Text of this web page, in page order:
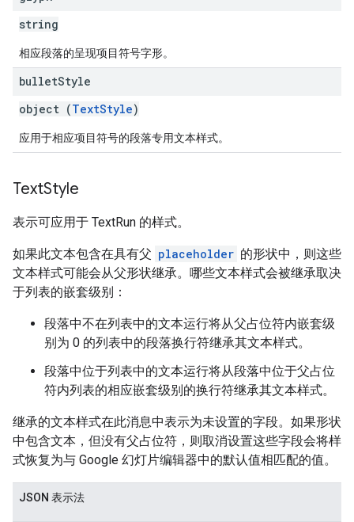
string
相应段落的呈现项目符号字形。
bulletStyle
object (TextStyle)
应用于相应项目符号的段落专用文本样式。
TextStyle
表示可应用于 TextRun 的样式。
如果此文本包含在具有父 placeholder 的形状中，则这些
文本样式可能会从父形状继承。哪些文本样式会被继承取决
于列表的嵌套级别：
段落中不在列表中的文本运行将从父占位符内嵌套级
别为 0 的列表中的段落换行符继承其文本样式。
段落中位于列表中的文本运行将从段落中位于父占位
符内列表的相应嵌套级别的换行符继承其文本样式。
继承的文本样式在此消息中表示为未设置的字段。如果形状
中包含文本，但没有父占位符，则取消设置这些字段会将样
式恢复为与 Google 幻灯片编辑器中的默认值相匹配的值。
JSON 表示法